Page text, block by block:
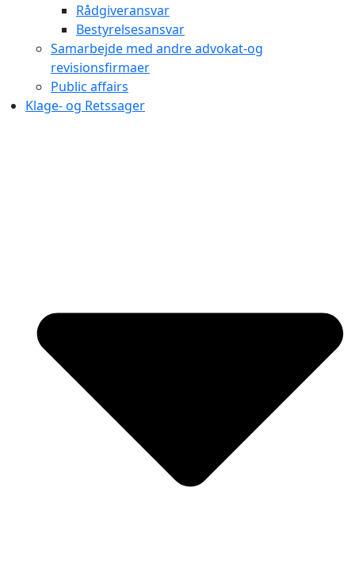
Rådgiveransvar
Bestyrelsesansvar
Samarbejde med andre advokat-og
revisionsfirmaer
Public affairs
Klage- og Retssager